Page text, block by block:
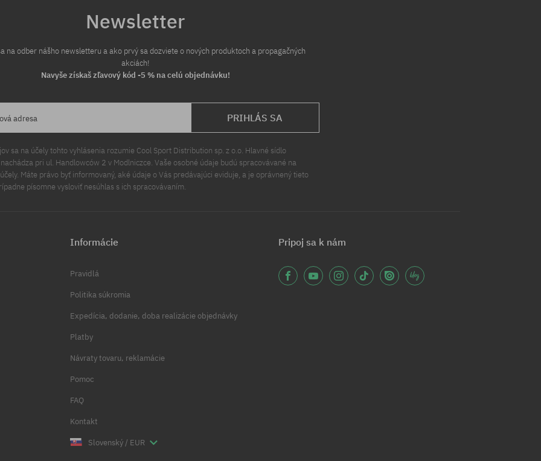
Newsletter
na odber nášho newsletteru a ako prvý sa dozviete o nových produktoch a propagačných
akciách!
Navyše získaš zľavový kód -5 % na celú objednávku!
adresa PRIHLÁS SA
sa na účely tohto vyhlásenia rozumie Cool Sport Distribution sp. z o.o. Hlavné sídlo
pri ul. Handlowców 2 v Modlniczce. Vaše osobné údaje budú spracovávané na
Máte právo byť informovaný, aké údaje o Vás predávajúci eviduje, a je oprávnený tieto
písomne vysloviť nesúhlas s ich spracovávaním.
Informácie
Pravidlá
Politika súkromia
Expedícia, dodanie, doba realizácie objednávky
Platby
Návraty tovaru, reklamácie
Pomoc
FAQ
Kontakt
Slovenský / EUR
Pripoj sa k nám